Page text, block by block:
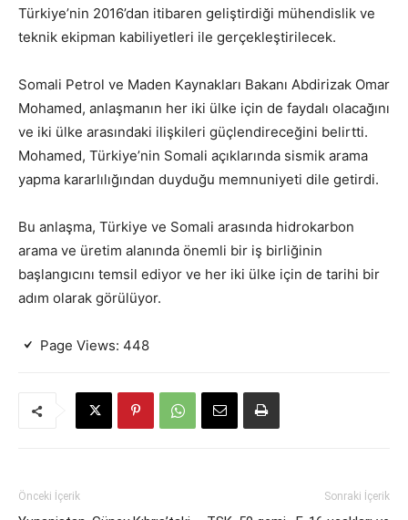
Türkiye’nin 2016’dan itibaren geliştirdiği mühendislik ve
teknik ekipman kabiliyetleri ile gerçekleştirilecek.
Somali Petrol ve Maden Kaynakları Bakanı Abdirizak Omar
Mohamed, anlaşmanın her iki ülke için de faydalı olacağını
ve iki ülke arasındaki ilişkileri güçlendireceğini belirtti.
Mohamed, Türkiye’nin Somali açıklarında sismik arama
yapma kararlılığından duyduğu memnuniyeti dile getirdi.
Bu anlaşma, Türkiye ve Somali arasında hidrokarbon
arama ve üretim alanında önemli bir iş birliğinin
başlangıcını temsil ediyor ve her iki ülke için de tarihi bir
adım olarak görülüyor.
Page Views: 448
Önceki İçerik Sonraki İçerik